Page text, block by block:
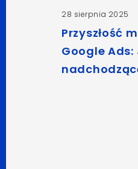
28 sierpnia 2025
Przyszłość
Google